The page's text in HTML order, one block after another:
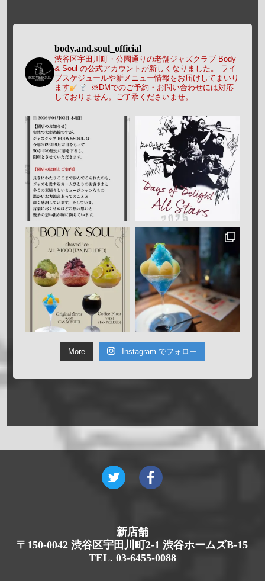
body.and.soul_official
渋谷区宇田川町・公園通りの老舗ジャズクラブ Body
& Soul の公式アカウントが新しくなりました。
ライ
ブスケジュールや新メニュー情報をお届けしてまいり
ます
※DMでのご予約・お問い合わせには対応
しておりません。ご了承くださいませ。
More Instagram でフォロー
新店舗
〒150-0042 渋谷区宇田川町2-1 渋谷ホームズB-15
TEL. 03-6455-0088